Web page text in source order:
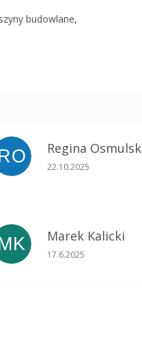
budowlane,
Regina
Ocena sklepu to 5 na
22.10.2025
Marek Kalicki
Ocena sklepu to 5 na
17.6.2025